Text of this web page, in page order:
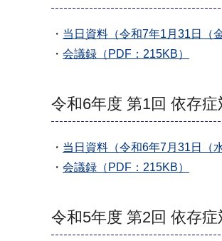
・ 当日資料（令和7年1月31日（
・ 会議録（PDF：215KB）
令和6年度 第1回 依存症
・ 当日資料（令和6年7月31日（
・ 会議録（PDF：215KB）
令和5年度 第2回 依存症